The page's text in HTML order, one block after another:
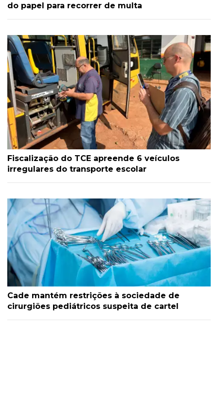
do papel para recorrer de multa
Fiscalização do TCE apreende 6 veículos
irregulares do transporte escolar
Cade mantém restrições à sociedade de
cirurgiões pediátricos suspeita de cartel